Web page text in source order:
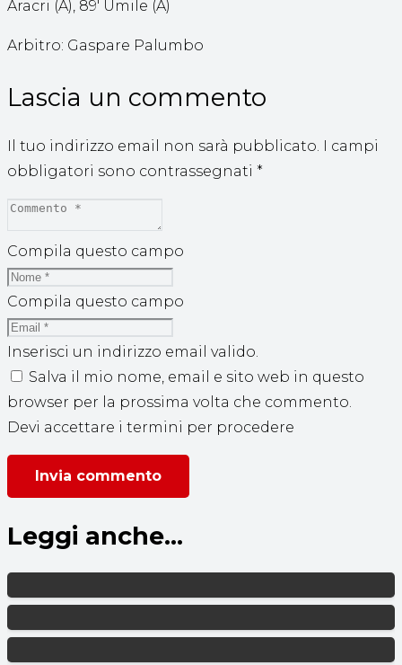
Aracri (A), 89′ Umile (A)
Arbitro: Gaspare Palumbo
Lascia un commento
Il tuo indirizzo email non sarà pubblicato. I campi
obbligatori sono contrassegnati *
Compila questo campo
Compila questo campo
Inserisci un indirizzo email valido.
Salva il mio nome, email e sito web in questo
browser per la prossima volta che commento.
Devi accettare i termini per procedere
Invia commento
Leggi anche...